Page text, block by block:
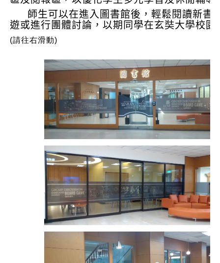
師生可以在進入圖書館後，輕鬆閱讀新書
遊或進行團體討論，以期同學在玄奘大學校
(請往右滑動)